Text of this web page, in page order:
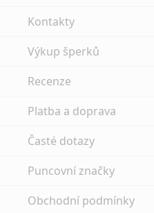
Kontakty
Výkup šperků
Recenze
Platba a doprava
Časté dotazy
Puncovní značky
Obchodní podmínky